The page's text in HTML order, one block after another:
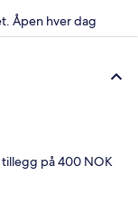
Åpen hver dag
på 400 NOK